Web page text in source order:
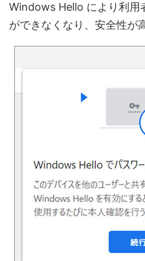
Windows Hello により利用
ができなくなり、安全性が